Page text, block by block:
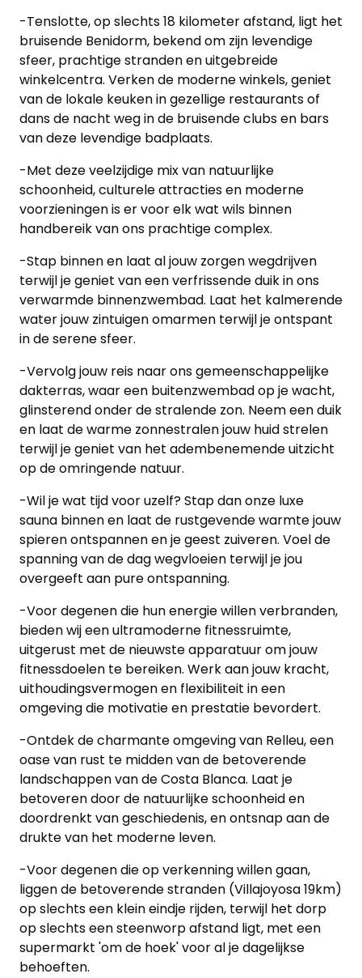
-Tenslotte, op slechts 18 kilometer afstand, ligt het
bruisende Benidorm, bekend om zijn levendige
sfeer, prachtige stranden en uitgebreide
winkelcentra. Verken de moderne winkels, geniet
van de lokale keuken in gezellige restaurants of
dans de nacht weg in de bruisende clubs en bars
van deze levendige badplaats.
-Met deze veelzijdige mix van natuurlijke
schoonheid, culturele attracties en moderne
voorzieningen is er voor elk wat wils binnen
handbereik van ons prachtige complex.
-Stap binnen en laat al jouw zorgen wegdrijven
terwijl je geniet van een verfrissende duik in ons
verwarmde binnenzwembad. Laat het kalmerende
water jouw zintuigen omarmen terwijl je ontspant
in de serene sfeer.
-Vervolg jouw reis naar ons gemeenschappelijke
dakterras, waar een buitenzwembad op je wacht,
glinsterend onder de stralende zon. Neem een duik
en laat de warme zonnestralen jouw huid strelen
terwijl je geniet van het adembenemende uitzicht
op de omringende natuur.
-Wil je wat tijd voor uzelf? Stap dan onze luxe
sauna binnen en laat de rustgevende warmte jouw
spieren ontspannen en je geest zuiveren. Voel de
spanning van de dag wegvloeien terwijl je jou
overgeeft aan pure ontspanning.
-Voor degenen die hun energie willen verbranden,
bieden wij een ultramoderne fitnessruimte,
uitgerust met de nieuwste apparatuur om jouw
fitnessdoelen te bereiken. Werk aan jouw kracht,
uithoudingsvermogen en flexibiliteit in een
omgeving die motivatie en prestatie bevordert.
-Ontdek de charmante omgeving van Relleu, een
oase van rust te midden van de betoverende
landschappen van de Costa Blanca. Laat je
betoveren door de natuurlijke schoonheid en
doordrenkt van geschiedenis, en ontsnap aan de
drukte van het moderne leven.
-Voor degenen die op verkenning willen gaan,
liggen de betoverende stranden (Villajoyosa 19km)
op slechts een klein eindje rijden, terwijl het dorp
op slechts een steenworp afstand ligt, met een
supermarkt 'om de hoek' voor al je dagelijkse
behoeften.